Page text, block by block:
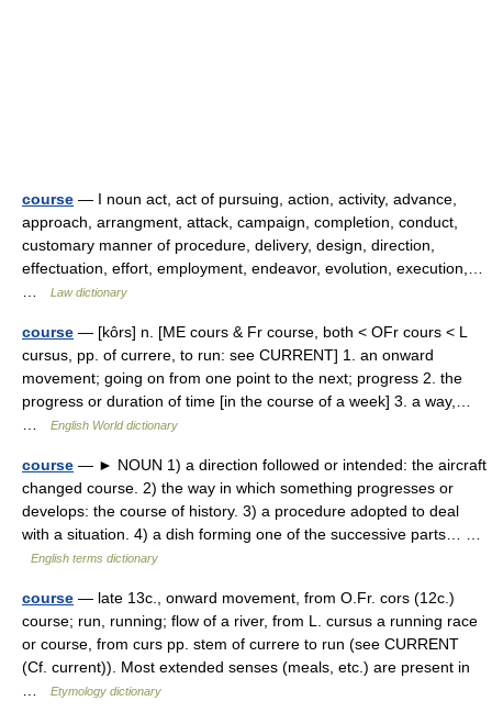
course — I noun act, act of pursuing, action, activity, advance,
approach, arrangment, attack, campaign, completion, conduct,
customary manner of procedure, delivery, design, direction,
effectuation, effort, employment, endeavor, evolution, execution,…
Law dictionary
course — [kôrs] n. [ME cours & Fr course, both < OFr cours < L
cursus, pp. of currere, to run: see CURRENT] 1. an onward
movement; going on from one point to the next; progress 2. the
progress or duration of time [in the course of a week] 3. a way,…
English World dictionary
course — ► NOUN 1) a direction followed or intended: the aircraft
changed course. 2) the way in which something progresses or
develops: the course of history. 3) a procedure adopted to deal
with a situation. 4) a dish forming one of the successive parts… …
English terms dictionary
course — late 13c., onward movement, from O.Fr. cors (12c.)
course; run, running; flow of a river, from L. cursus a running race
or course, from curs pp. stem of currere to run (see CURRENT
(Cf. current)). Most extended senses (meals, etc.) are present in
Etymology dictionary